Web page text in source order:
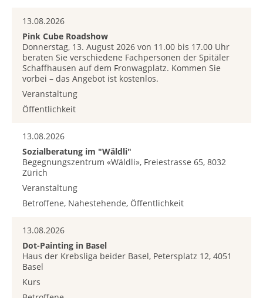
13.08.2026
Pink Cube Roadshow
Donnerstag, 13. August 2026 von 11.00 bis 17.00 Uhr
beraten Sie verschiedene Fachpersonen der Spitäler
Schaffhausen auf dem Fronwagplatz. Kommen Sie
vorbei – das Angebot ist kostenlos.
Veranstaltung
Öffentlichkeit
13.08.2026
Sozialberatung im "Wäldli"
Begegnungszentrum «Wäldli», Freiestrasse 65, 8032
Zürich
Veranstaltung
Betroffene, Nahestehende, Öffentlichkeit
13.08.2026
Dot-Painting in Basel
Haus der Krebsliga beider Basel, Petersplatz 12, 4051
Basel
Kurs